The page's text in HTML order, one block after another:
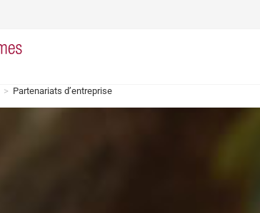
> Partenariats d’entreprise